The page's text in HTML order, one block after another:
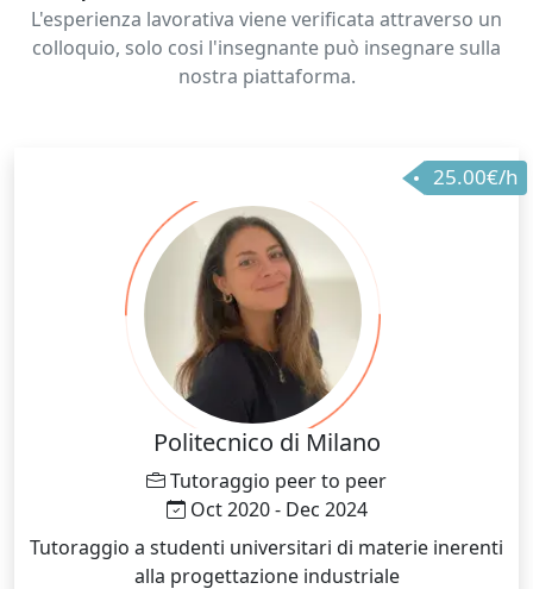
chiarezza didattica e supporto motivazionale.
L'esperienza lavorativa viene verificata attraverso un
colloquio, solo cosi l'insegnante può insegnare sulla
nostra piattaforma.
25.00€/h
Politecnico di Milano
Tutoraggio peer to peer
Oct 2020 - Dec 2024
Tutoraggio a studenti universitari di materie inerenti
alla progettazione industriale